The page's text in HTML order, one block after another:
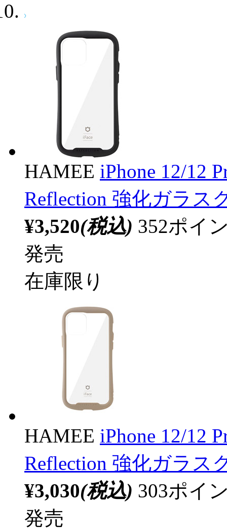
HAMEE iPhone 12/12
Reflection 強化ガラス
¥3,520(税込) 352ポイ
発売
在庫限り
HAMEE iPhone 12/12
Reflection 強化ガラス
¥3,030(税込) 303ポイ
発売